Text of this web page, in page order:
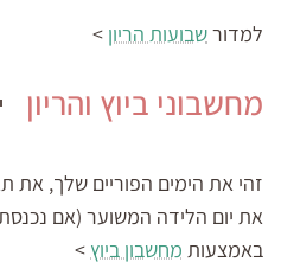
למדורשבועות הריון >
מחשבוני ביוץ והריון
זהי את הימים הפוריים שלך, את
את יום הלידה המשוער (אם נכנסת
באמצעות מחשבון ביוץ >